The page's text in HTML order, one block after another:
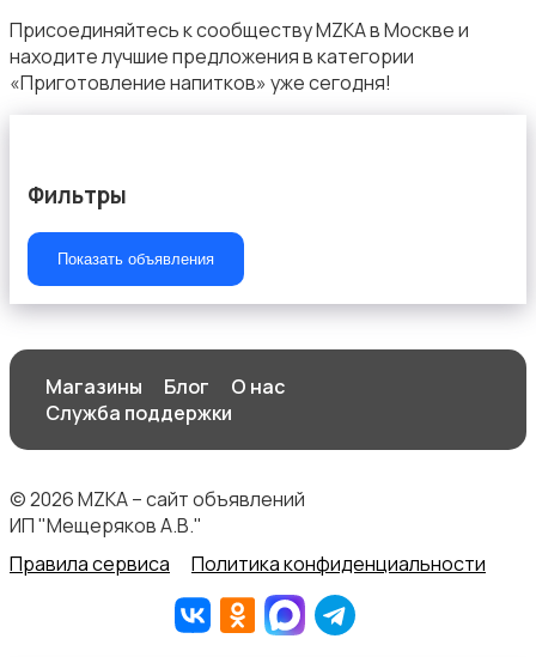
Швейное оборудование
Присоединяйтесь к сообществу MZKA в Москве и
находите лучшие предложения в категории
«Приготовление напитков» уже сегодня!
Фильтры
Показать объявления
Магазины Блог
О нас
Служба поддержки
© 2026 MZKA – сайт объявлений
ИП "Мещеряков А.В."
Правила сервиса
Политика конфиденциальности